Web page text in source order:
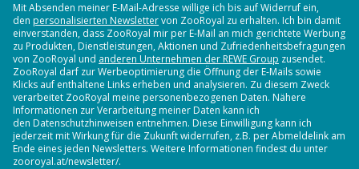
Mit Absenden meiner E-Mail-Adresse willige ich bis auf Widerruf ein,
den personalisierten Newslettervon ZooRoyal zu erhalten. Ich bin damit
einverstanden, dass ZooRoyal mir per E-Mail an mich gerichtete Werbung
zu Produkten, Dienstleistungen, Aktionen und Zufriedenheitsbefragungen
von ZooRoyal und anderen Unternehmen der REWE Group zusendet.
ZooRoyal darf zur Werbeoptimierung die Öffnung der E-Mails sowie
Klicks auf enthaltene Links erheben und analysieren. Zu diesem Zweck
verarbeitet ZooRoyal meine personenbezogenen Daten. Nähere
Informationen zur Verarbeitung meiner Daten kann ich
den Datenschutzhinweisen entnehmen. Diese Einwilligung kann ich
jederzeit mit Wirkung für die Zukunft widerrufen, z.B. per Abmeldelink am
Ende eines jeden Newsletters. Weitere Informationen findest du unter
zooroyal.at/newsletter/.